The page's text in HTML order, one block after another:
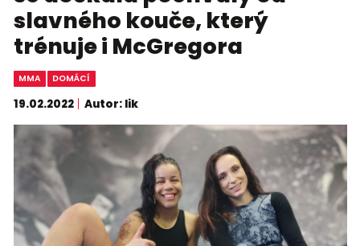
slavného kouče, který
trénuje i McGregora
MMA DOMÁCÍ
19.02.2022 Autor: lik